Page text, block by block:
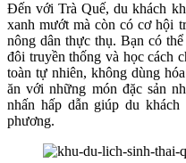
Đến với Trà Quế, du khách
xanh mướt mà còn có cơ hội
nông dân thực thụ. Bạn có
đôi truyền thống và học cách
toàn tự nhiên, không dùng
ăn với những món đặc sản
nhấn hấp dẫn giúp du
phương.